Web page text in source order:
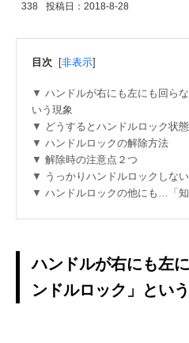
338 投稿日： 2018-8-28
目次 [非表示]
ハンドルが右にも左にも回ら
いう現象
どうするとハンドルロック状
ハンドルロックの解除方法
解除時の注意点２つ
うっかりハンドルロックしな
ハンドルロックの他にも…「知
ハンドルが右にも左
ンドルロック」とい